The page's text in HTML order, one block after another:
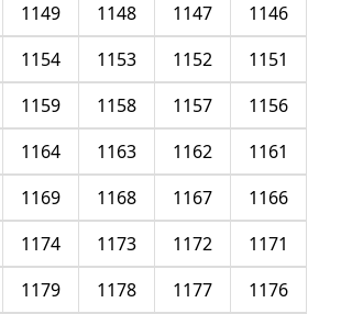
1146
1147
1148
1149
1151
1152
1153
1154
1156
1157
1158
1159
1161
1162
1163
1164
1166
1167
1168
1169
1171
1172
1173
1174
1176
1177
1178
1179